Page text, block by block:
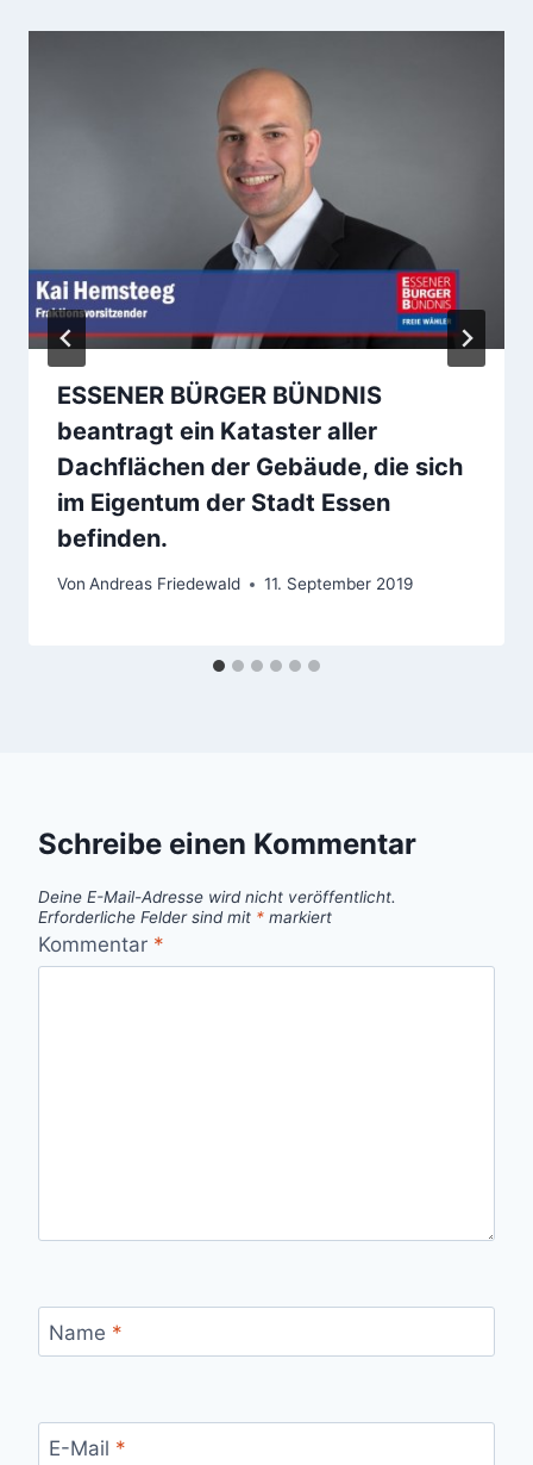
ESSENER BÜRGER BÜNDNIS
beantragt ein Kataster aller
Dachflächen der Gebäude, die sich
im Eigentum der Stadt Essen
befinden.
Von Andreas Friedewald 11. September 2019
Schreibe einen Kommentar
Deine E-Mail-Adresse wird nicht veröffentlicht.
Erforderliche Felder sind mit * markiert
Kommentar *
Name *
E-Mail *